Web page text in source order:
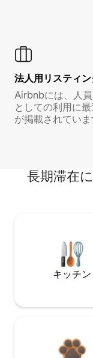
法人用リスティ
Airbnbには、人
としての利用に
が掲載されていま
長期滞在
キッチン